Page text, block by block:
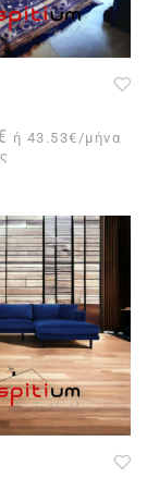
ή 43.53€/μήνα